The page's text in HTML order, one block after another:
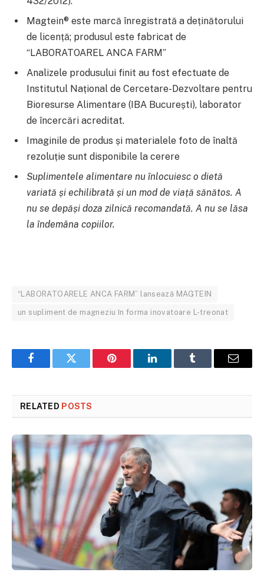
Magtein® este marcă înregistrată a deținătorului
de licență; produsul este fabricat de
“LABORATOAREL ANCA FARM”
Analizele produsului finit au fost efectuate de
Institutul Național de Cercetare-Dezvoltare pentru
Bioresurse Alimentare (IBA București), laborator
de încercări acreditat.
Imaginile de produs și materialele foto de înaltă
rezoluție sunt disponibile la cerere
Suplimentele alimentare nu înlocuiesc o dietă
variată și echilibrată și un mod de viață sănătos. A
nu se depăși doza zilnică recomandată. A nu se lăsa
la îndemâna copiilor.
“LABORATOARELE ANCA FARM” lansează MAGTEIN
un supliment de magneziu în forma inovatoare L-treonat
FacebookTwitter Pinterest LinkedInTumblr Email
RELATED POSTS